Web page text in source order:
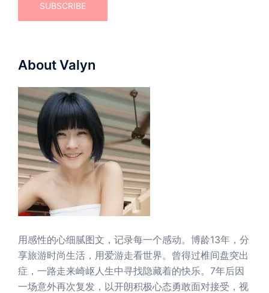
About Valyn
用感性的心细腻图文，记录每一个感动。博龄13年，分
享旅游时尚生活，用爱游走看世界。曾得过椎间盘突出
症，一路走来崎岖人生中寻找隐藏着的快乐。7年后因
一场意外再次复发，以开朗积极心态勇敢面对接受，视